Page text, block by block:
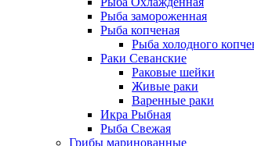
Рыба замороженная
Рыба копченая
Рыба холодного
Раки Севанские
Раковые шейки
Живые раки
Варенные раки
Икра Рыбная
Рыба Свежая
Грибы маринованные